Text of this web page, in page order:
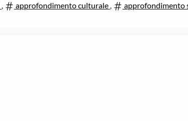
, approfondimento culturale , approfondimento